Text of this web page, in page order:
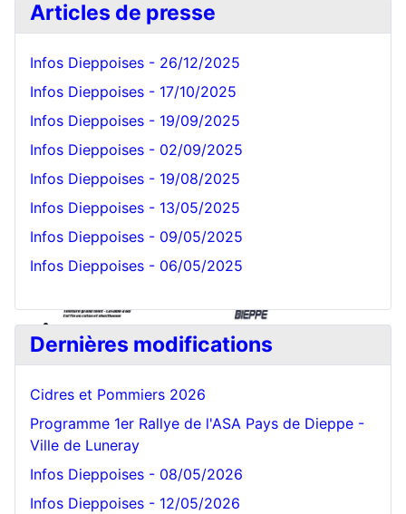
Bonnet Blanc
Articles de presse
Infos Dieppoises - 26/12/2025
Infos Dieppoises - 17/10/2025
Infos Dieppoises - 19/09/2025
Infos Dieppoises - 02/09/2025
Infos Dieppoises - 19/08/2025
Infos Dieppoises - 13/05/2025
Infos Dieppoises - 09/05/2025
Infos Dieppoises - 06/05/2025
Dernières modifications
Cidres et Pommiers 2026
Programme 1er Rallye de l'ASA Pays de Dieppe -
Ville de Luneray
Infos Dieppoises - 08/05/2026
Infos Dieppoises - 12/05/2026